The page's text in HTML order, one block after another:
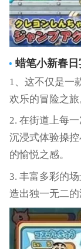
蜡笔小新春日
1、这不仅是一
欢乐的冒险之旅
2. 在街道上每
沉浸式体验操
的愉悦之感。
3. 丰富多彩的
造出独一无二的